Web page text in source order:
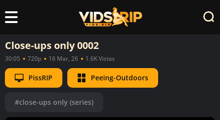
Close-ups only 0002
30:05 720p 16 Mar, 26 1.6K Vistas
PissRIP Peeing-Outdoors
#close-ups only (series)